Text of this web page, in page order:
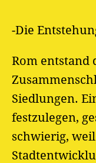
-Die
Rom entstand
Siedlungen.
festzulegen,
schwierig,